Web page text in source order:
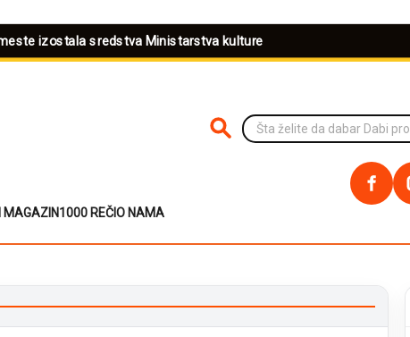
izostala sredstva Ministarstva kulture
MAGAZIN1000 REČIO NAMA
PRETRAŽI NA SAJTU